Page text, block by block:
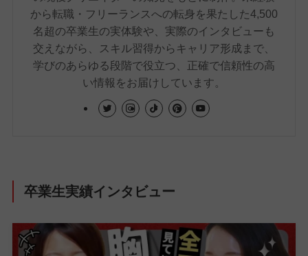
から転職・フリーランスへの転身を果たした4,500
名超の卒業生の実体験や、実際のインタビューも
交えながら、スキル習得からキャリア形成まで、
学びのあらゆる段階で役立つ、正確で信頼性の高
い情報をお届けしています。
卒業生実績インタビュー